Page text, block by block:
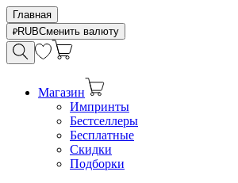
Главная
RUBСменить валюту
Магазин
Импринты
Бестселлеры
Бесплатные
Скидки
Подборки